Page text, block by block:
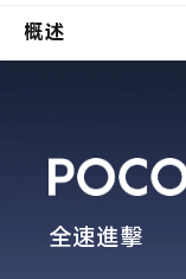
概述
全速進擊